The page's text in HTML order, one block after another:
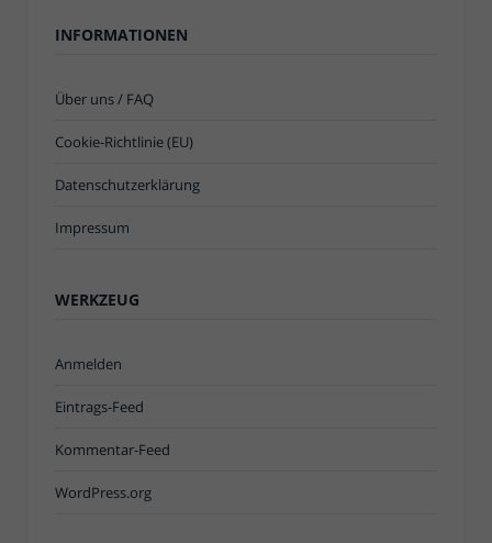
INFORMATIONEN
Über uns / FAQ
Cookie-Richtlinie (EU)
Datenschutzerklärung
Impressum
WERKZEUG
Anmelden
Eintrags-Feed
Kommentar-Feed
WordPress.org